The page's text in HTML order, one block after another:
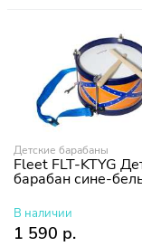
Детские барабаны
Fleet FLT-KTYG
барабан сине-
В наличии
1 590 р.